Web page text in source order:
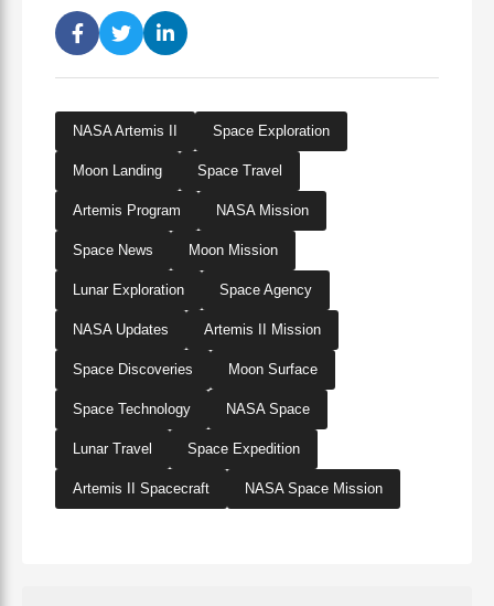
NASA Artemis II Space Exploration
Moon Landing Space Travel
Artemis Program NASA Mission
Space News Moon Mission
Lunar Exploration Space Agency
NASA Updates Artemis II Mission
Space Discoveries Moon Surface
Space Technology NASA Space
Lunar Travel Space Expedition
Artemis II Spacecraft NASA Space Mission